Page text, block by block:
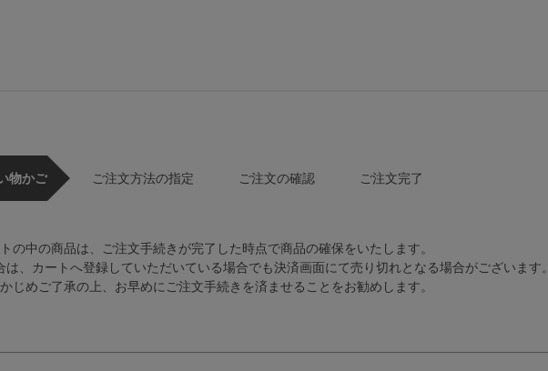
物かご ご注文方法の指定 ご注文の確認 ご注文完了
の中の商品は、ご注文手続きが完了した時点で商品の確保をいたします。
、カートへ登録していただいている場合でも決済画面にて売り切れとなる場合がございます。
じめご了承の上、お早めにご注文手続きを済ませることをお勧めします。